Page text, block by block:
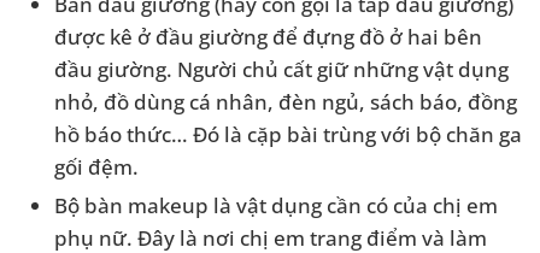
được kê ở đầu giường để đựng đồ ở hai bên
đầu giường. Người chủ cất giữ những vật dụng
nhỏ, đồ dùng cá nhân, đèn ngủ, sách báo, đồng
hồ báo thức… Đó là cặp bài trùng với bộ chăn ga
gối đệm.
Bộ bàn makeup là vật dụng cần có của chị em
phụ nữ. Đây là nơi chị em trang điểm và làm